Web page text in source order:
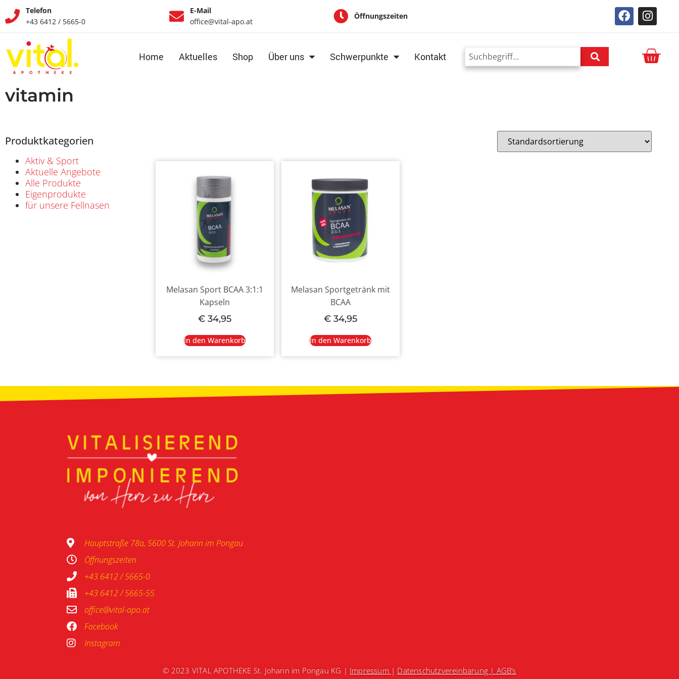
Telefon
+43 6412 / 5665-0
E-Mail
office@vital-apo.at
Öffnungszeiten
Home Aktuelles Shop Über uns Schwerpunkte Kontakt
vitamin
Produktkategorien
Aktiv & Sport
Aktuelle Angebote
Alle Produkte
Eigenprodukte
für unsere Fellnasen
Melasan Sport BCAA 3:1:1
Kapseln
€ 34,95
In den Warenkorb
Melasan Sportgetränk mit
BCAA
€ 34,95
In den Warenkorb
Hauptstraße 78a, 5600 St. Johann im Pongau
Öffnungszeiten
+43 6412 / 5665-0
+43 6412 / 5665-55
office@vital-apo.at
Facebook
Instagram
© 2023 VITAL APOTHEKE St. Johann im Pongau KG | Impressum | Datenschutzvereinbarung | AGB’s